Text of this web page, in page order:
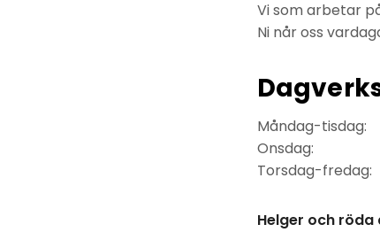
Vi som arbetar
Ni når oss
Måndag-
Onsdag:
Torsdag-
Helger och